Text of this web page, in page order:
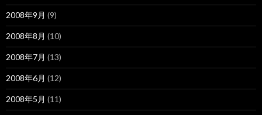
2008年9月 (9)
2008年8月 (10)
2008年7月 (13)
2008年6月 (12)
2008年5月 (11)